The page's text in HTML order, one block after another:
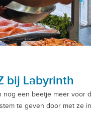
bij Labyrinth
nog een beetje meer
te geven door met ze